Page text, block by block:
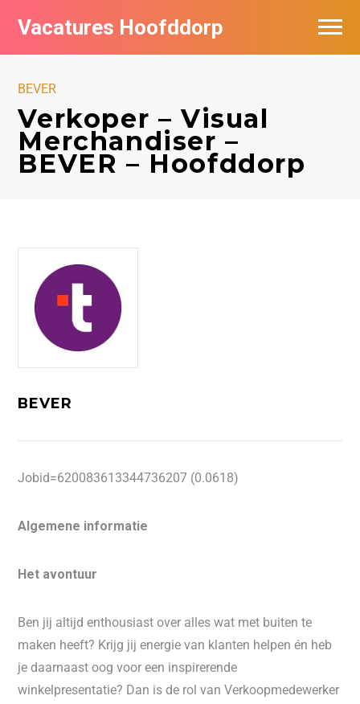
Vacatures Hoofddorp
BEVER
Verkoper – Visual
Merchandiser –
BEVER – Hoofddorp
BEVER
Jobid=620083613344736207 (0.0618)
Algemene informatie
Het avontuur
Ben jij altijd enthousiast over alles wat met buiten te
maken heeft? Krijg jij energie van klanten helpen én heb
je daarnaast oog voor een inspirerende
winkelpresentatie? Dan is de rol van Verkoopmedewerker
Vacatures per bedrijf in Hoofddorp